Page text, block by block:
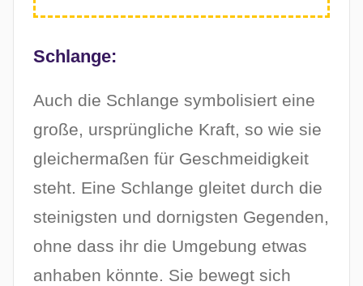
Schlange:
Auch die Schlange symbolisiert eine
große, ursprüngliche Kraft, so wie sie
gleichermaßen für Geschmeidigkeit
steht. Eine Schlange gleitet durch die
steinigsten und dornigsten Gegenden,
ohne dass ihr die Umgebung etwas
anhaben könnte. Sie bewegt sich